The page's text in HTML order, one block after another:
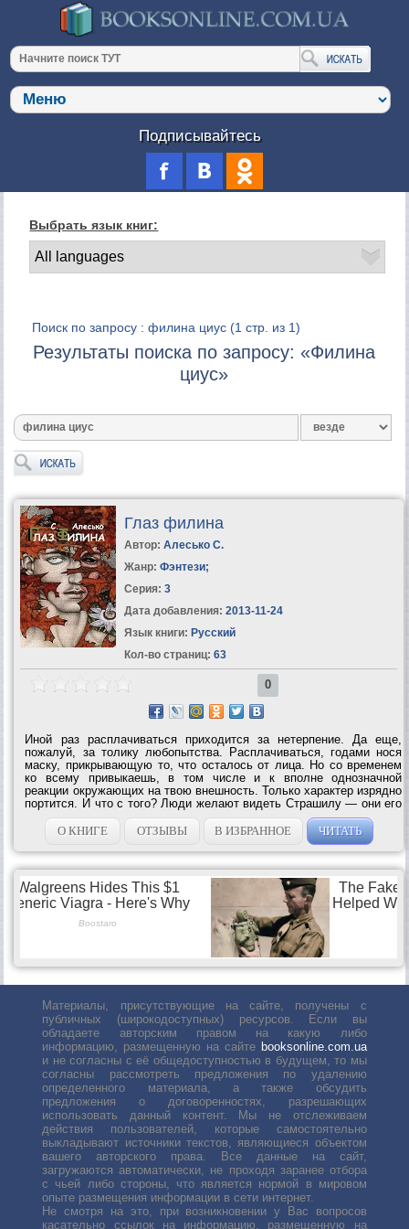
Подписывайтесь
Выбрать язык книг:
Поиск по запросу : филина циус (1 стр. из 1)
Результаты поиска по запросу: «Филина
циус»
Глаз филина
Автор: Алесько С.
Жанр: Фэнтези;
Серия: 3
Дата добавления: 2013-11-24
Язык книги: Русский
Кол-во страниц: 63
0
Иной раз расплачиваться приходится за нетерпение. Да еще,
пожалуй, за толику любопытства. Расплачиваться, годами нося
маску, прикрывающую то, что осталось от лица. Но со временем
ко всему привыкаешь, в том числе и к вполне однозначной
реакции окружающих на твою внешность. Только характер изрядно
портится. И что с того? Люди желают видеть Страшилу — они его
и получат. А если случайно столкнешься с девицей, которая не
испугается, а замрет...
О КНИГЕ ОТЗЫВЫ В ИЗБРАННОЕ ЧИТАТЬ
Материалы, присутствующие на сайте, получены с
публичных (широкодоступных) ресурсов. Если вы
обладаете авторским правом на какую либо
информацию, размещенную на сайте booksonline.com.ua
и не согласны с её общедоступностью в будущем, то мы
согласны рассмотреть предложения по удалению
определенного материала, а также обсудить
предложения о договоренностях, разрешающих
использовать данный контент. Мы не отслеживаем
действия пользователей, которые самостоятельно
выкладывают источники текстов, являющиеся объектом
вашего авторского права. Все данные на сайт,
загружаются автоматически, не проходя заранее отбора
с чьей либо стороны, что является нормой в мировом
опыте размещения информации в сети интернет.
Не смотря на это, при возникновении у Вас вопросов
касательно ссылок на информацию, размещенную на